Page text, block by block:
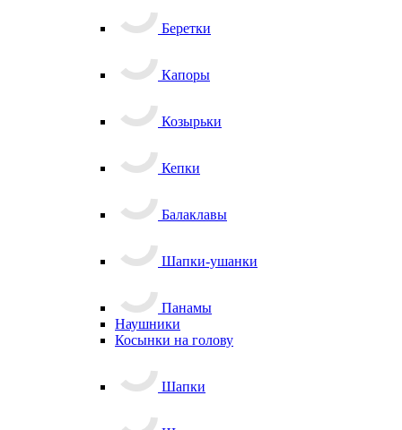
Беретки
Капоры
Козырьки
Кепки
Балаклавы
Шапки-ушанки
Панамы
Наушники
Косынки на голову
Шапки